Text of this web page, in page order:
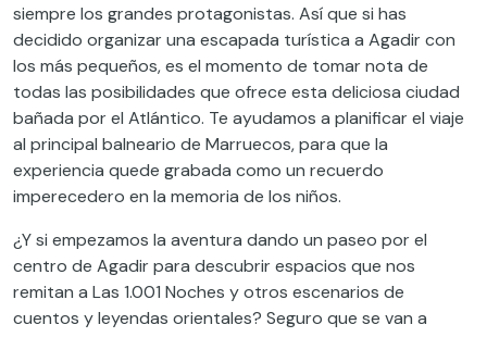
siempre los grandes protagonistas. Así que si has
decidido organizar una escapada turística a Agadir con
los más pequeños, es el momento de tomar nota de
todas las posibilidades que ofrece esta deliciosa ciudad
bañada por el Atlántico. Te ayudamos a planificar el viaje
al principal balneario de Marruecos, para que la
experiencia quede grabada como un recuerdo
imperecedero en la memoria de los niños.
¿Y si empezamos la aventura dando un paseo por el
centro de Agadir para descubrir espacios que nos
remitan a Las 1.001 Noches y otros escenarios de
cuentos y leyendas orientales? Seguro que se van a